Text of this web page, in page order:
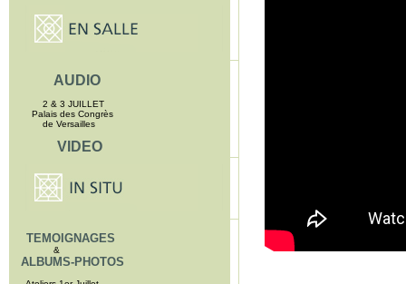
AUDIO
2 & 3 JUILLET
Palais des Congrès
de Versailles
VIDEO
TEMOIGNAGES
&
ALBUMS-PHOTOS